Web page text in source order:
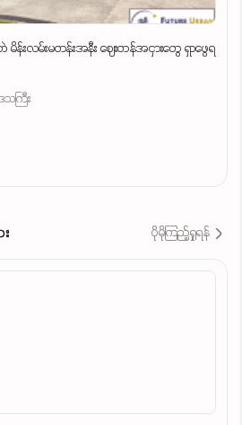
န်းလမ်းမတန်းအနီး ဈေးတန်အငှားတွေ ရှာဖွေရ
သကြီး
ပိုမိုကြည့်ရှုရန်